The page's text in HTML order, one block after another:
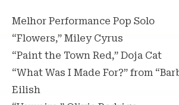
Melhor Performance Pop Solo
“Flowers,” Miley Cyrus
“Paint the Town Red,” Doja Cat
“What Was I Made For?” from
Eilish